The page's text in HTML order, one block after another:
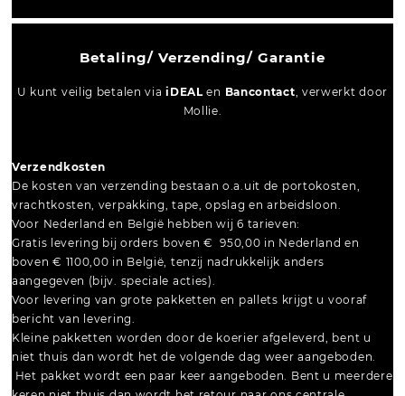
Betaling/ Verzending/ Garantie
U kunt veilig betalen viaiDEALen Bancontact , verwerkt door
Mollie.
Verzendkosten
De kosten van verzending bestaan o.a.uit de portokosten,
vrachtkosten, verpakking, tape, opslag en arbeidsloon.
Voor Nederland en België hebben wij 6 tarieven:
Gratis levering bij orders boven € 950,00 in Nederland en
boven € 1100,00 in België, tenzij nadrukkelijk anders
aangegeven (bijv. speciale acties).
Voor levering van grote pakketten en pallets krijgt u vooraf
bericht van levering.
Kleine pakketten worden door de koerier afgeleverd, bent u
niet thuis dan wordt het de volgende dag weer aangeboden.
Het pakket wordt een paar keer aangeboden. Bent u meerdere